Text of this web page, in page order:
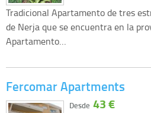
Tradicional Apartamento de tres
de Nerja que se encuentra en la
Apartamento…
Fercomar Apartments
Desde 43 €